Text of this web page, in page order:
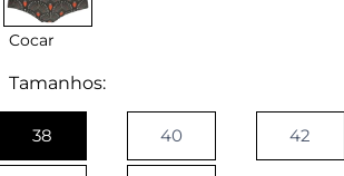
Cocar
Tamanhos:
38 40 42